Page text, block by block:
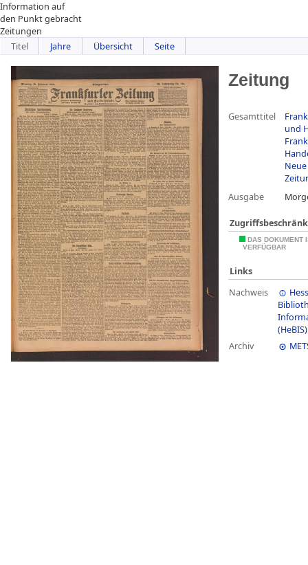
Information auf
den Punkt gebracht
Zeitungen
Titel
Jahre Übersicht Seite
Zeitung
Gesamttitel
und
Ausgabe
DAS DOKUMENT
VERFÜGBAR
Links
Nachweis
(HeBIS)
Archiv